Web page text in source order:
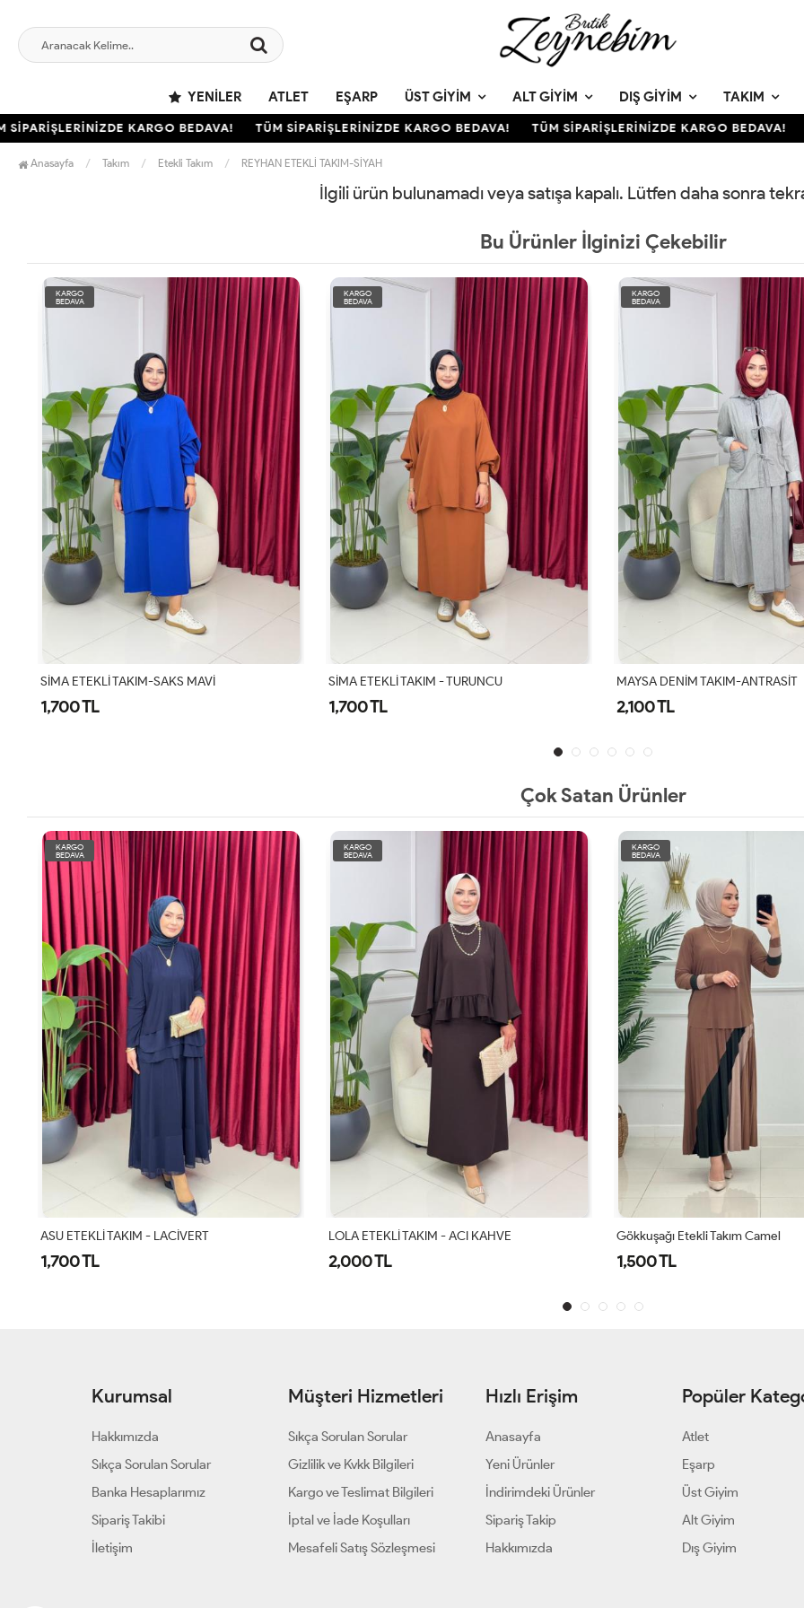
YENILER ATLET EŞARP ÜST GIYIM ALT GIYIM DIŞ GIYIM TAKIM
KARGO BEDAVA! TÜM SİPARİŞLERİNİZDE KARGO BEDAVA! TÜM SİPARİŞLERİNİZDE KARGO BEDAVA!
Anasayfa Takım Etekli Takım REYHAN ETEKLİ TAKIM-SİYAH
İlgili ürün bulunamadı veya satışa kapalı. Lütfen daha sonra
Bu Ürünler İlginizi Çekebilir
KARGO
BEDAVA
SİMA ETEKLİ TAKIM - TURUNCU
1,700 TL
KARGO
BEDAVA
MAYSA DENİM TAKIM-ANTRASİT
2,100 TL
KARGO
BEDAVA
SİMA ETEKLİ TAKIM-PUDRA
1,700 TL
Çok Satan Ürünler
KARGO
BEDAVA
LOLA ETEKLİ TAKIM - ACI KAHVE
2,000 TL
KARGO
BEDAVA
Gökkuşağı Etekli Takım Camel
1,500 TL
KARGO
BEDAVA
ALAZ ETEKLİ TAKIM - LACİVERT
1,700 TL
Kurumsal
Hakkımızda
Sıkça Sorulan Sorular
Banka Hesaplarımız
Sipariş Takibi
İletişim
Müşteri Hizmetleri
Sıkça Sorulan Sorular
Gizlilik ve Kvkk Bilgileri
Kargo ve Teslimat Bilgileri
İptal ve İade Koşulları
Mesafeli Satış Sözleşmesi
Hızlı Erişim
Anasayfa
Yeni Ürünler
İndirimdeki Ürünler
Sipariş Takip
Hakkımızda
Popüler
Atlet
Eşarp
Üst Giyim
Alt Giyim
Dış Giyim